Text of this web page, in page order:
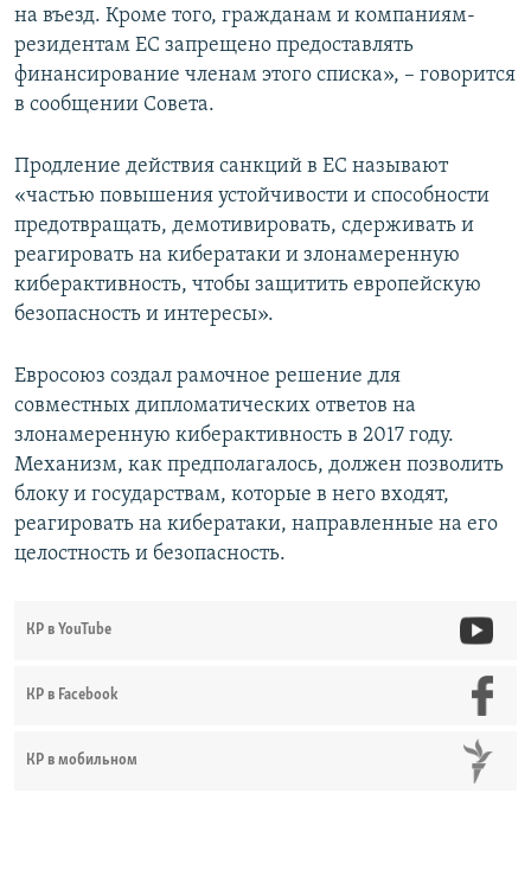
на въезд. Кроме того, гражданам и компаниям-
резидентам ЕС запрещено предоставлять
финансирование членам этого списка», – говорится
в сообщении Совета.
Продление действия санкций в ЕС называют
«частью повышения устойчивости и способности
предотвращать, демотивировать, сдерживать и
реагировать на кибератаки и злонамеренную
киберактивность, чтобы защитить европейскую
безопасность и интересы».
Евросоюз создал рамочное решение для
совместных дипломатических ответов на
злонамеренную киберактивность в 2017 году.
Механизм, как предполагалось, должен позволить
блоку и государствам, которые в него входят,
реагировать на кибератаки, направленные на его
целостность и безопасность.
КР в YouTube
КР в Facebook
КР в мобильном